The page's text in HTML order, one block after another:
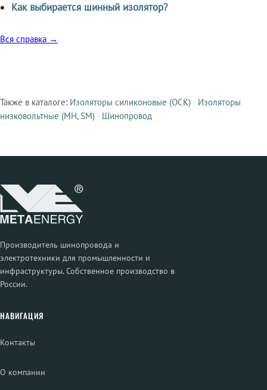
Как выбирается шинный изолятор?
Вся справка →
Смежные продукты
Также в каталоге: Изоляторы силиконовые (ОСК) · Изоляторы
низковольтные (МН, SM) · Шинопровод
Производитель шинопровода и
электротехники для промышленности и
инфраструктуры. Собственное производство в
России.
НАВИГАЦИЯ
Контакты
О компании